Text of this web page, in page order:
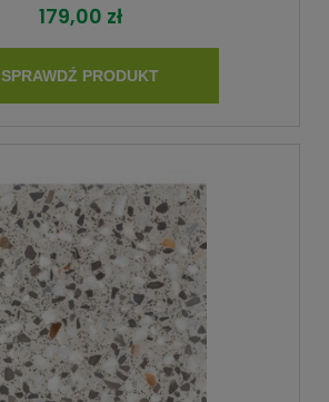
179,00 zł
SPRAWDŹ PRODUKT